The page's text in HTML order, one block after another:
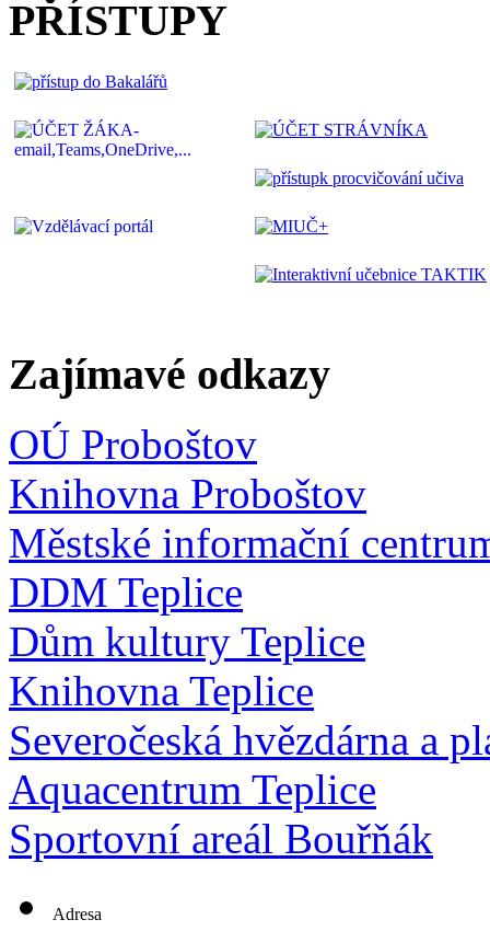
PŘÍSTUPY
Zajímavé odkazy
OÚ Proboštov
Knihovna Proboštov
Městské informační
DDM Teplice
Dům kultury Teplice
Knihovna Teplice
Severočeská hvězdárna a
Aquacentrum Teplice
Sportovní areál Bouřňák
Adresa